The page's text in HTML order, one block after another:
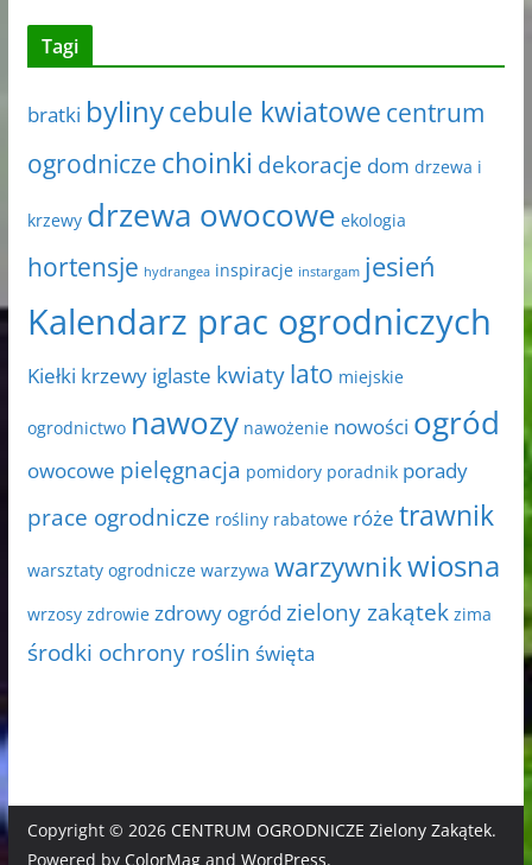
Tagi
bratki bylinycebule kwiatowe centrum
ogrodnicze choinki dekoracje dom drzewa i
krzewy drzewa owocowe ekologia
hortensje hydrangea inspiracje instargam jesień
Kalendarz prac ogrodniczych
Kiełki krzewy iglaste kwiaty lato miejskie
ogrodnictwo nawozy nawożenie nowości ogród
owocowe pielęgnacja pomidory poradnik porady
prace ogrodnicze rośliny rabatowe róże trawnik
warsztaty ogrodnicze warzywa warzywnikwiosna
wrzosy zdrowie zdrowy ogród zielony zakątek zima
środki ochrony roślin święta
Copyright © 2026 CENTRUM OGRODNICZE Zielony Zakątek.
Powered by ColorMagand WordPress.